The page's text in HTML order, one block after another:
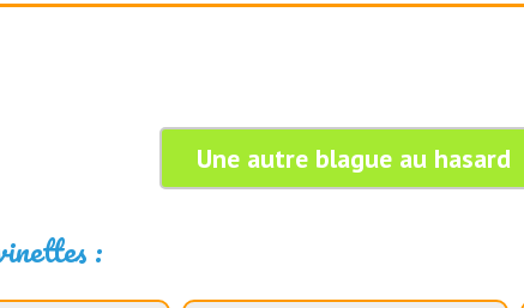
Une autre blague au hasard
: